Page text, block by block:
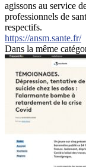
agissons au service
professionnels de
respectifs.
https://ansm.sante.fr/
Dans la même